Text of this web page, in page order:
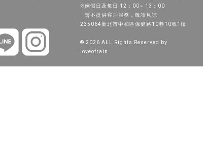
※例假日及每日 12：00~ 13：00
暫不提供客戶服務，敬請見諒
235064新北市中和區保健路10巷10號1樓
© 2026 ALL Rights Reserved by
loveofrain